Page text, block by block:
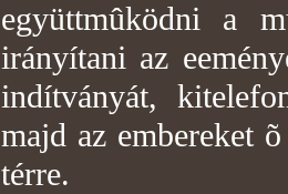
együttmûködni a
irányítani az
indítványát,
majd az embereket
térre.